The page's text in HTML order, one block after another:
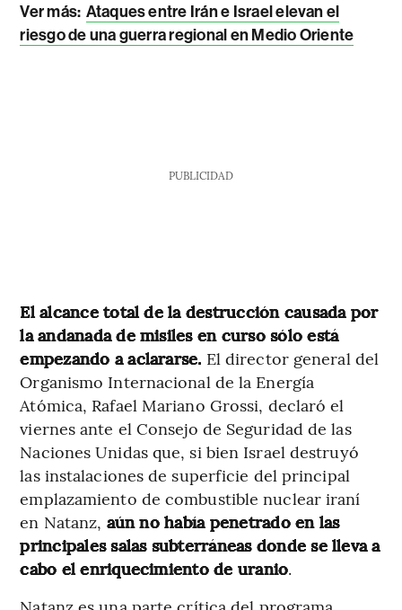
Ver más: Ataques entre Irán e Israel elevan el
riesgo de una guerra regional en Medio Oriente
PUBLICIDAD
El alcance total de la destrucción causada por
la andanada de misiles en curso sólo está
empezando a aclararse. El director general del
Organismo Internacional de la Energía
Atómica, Rafael Mariano Grossi, declaró el
viernes ante el Consejo de Seguridad de las
Naciones Unidas que, si bien Israel destruyó
las instalaciones de superficie del principal
emplazamiento de combustible nuclear iraní
en Natanz, aún no había penetrado en las
principales salas subterráneas donde se lleva a
cabo el enriquecimiento de uranio.